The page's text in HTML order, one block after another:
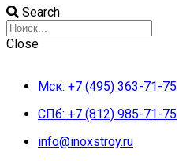
Search
Close
Мск: +7 (495) 363-71-75
СПб: +7 (812) 985-71-75
info@inoxstroy.ru